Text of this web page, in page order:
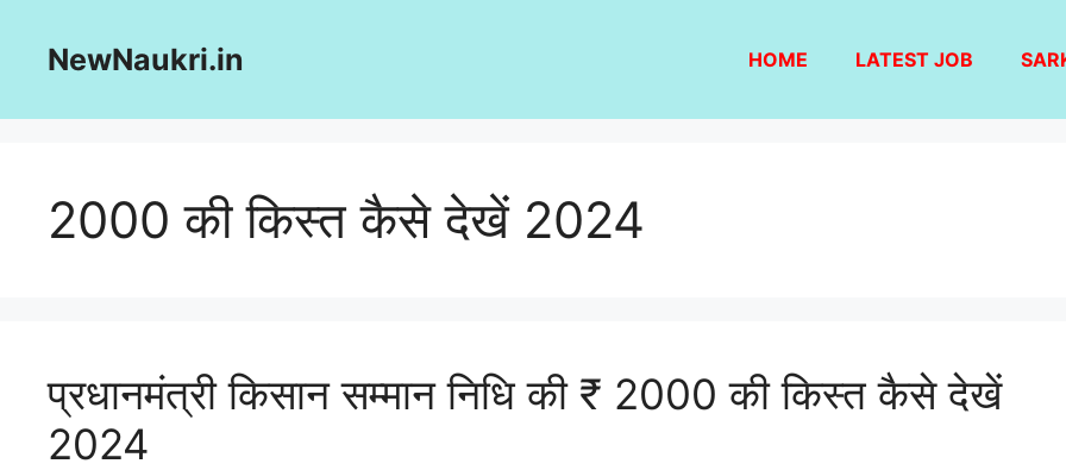
NewNaukri.in HOME LATEST JOB
2000 की किस्त कैसे देखें 2024
प्रधानमंत्री किसान सम्मान निधि की ₹ 2000 की किस्त कैसे देखें
2024